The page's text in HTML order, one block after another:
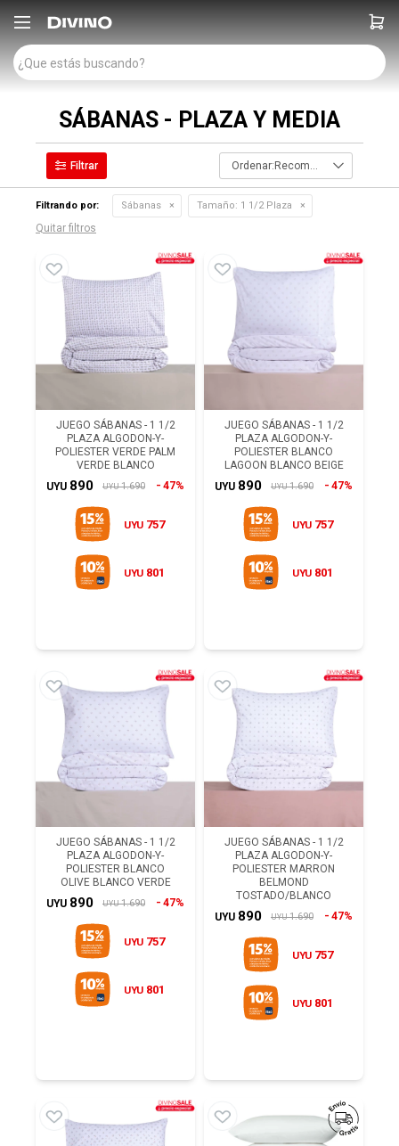

SÁBANAS - PLAZA Y MEDIA
Recomendados
Filtrando por: Sábanas Tamaño: 1 1/2 Plaza
Quitar filtros
JUEGO SÁBANAS - 1 1/2
PLAZA ALGODON-Y-
POLIESTER VERDE PALM
VERDE BLANCO
UYU 890 UYU 1.690 47%
UYU 757
UYU 801
JUEGO SÁBANAS - 1 1/2
PLAZA ALGODON-Y-
POLIESTER BLANCO
LAGOON BLANCO BEIGE
UYU 890 UYU 1.690 47%
UYU 757
UYU 801
JUEGO SÁBANAS - 1 1/2
PLAZA ALGODON-Y-
POLIESTER BLANCO
OLIVE BLANCO VERDE
UYU 890 UYU 1.690 47%
UYU 757
UYU 801
JUEGO SÁBANAS - 1 1/2
PLAZA ALGODON-Y-
POLIESTER MARRON
BELMOND
TOSTADO/BLANCO
UYU 890 UYU 1.690 47%
UYU 757
UYU 801